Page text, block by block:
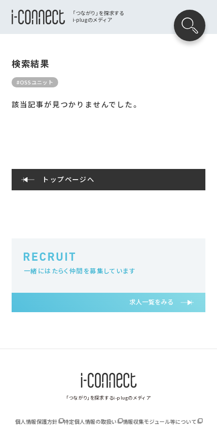
「つながり」を探求する
i-plugのメディア
検索結果
#OSSユニット
該当記事が見つかりませんでした。
トップページへ
一緒にはたらく仲間を募集しています
求人一覧をみる
「つながり」を探求するi-plugのメディア
個人情報保護方針 特定個人情報の取扱い 情報収集モジュール等について